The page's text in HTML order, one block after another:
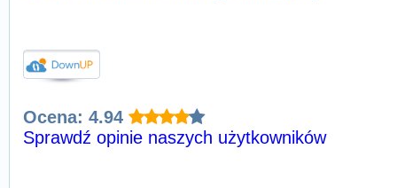
Ocena: 4.94
Sprawdź opinie naszych użytkowników